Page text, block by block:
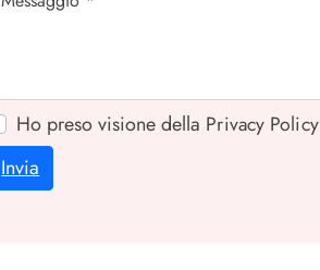
Ho preso visione della Privacy Policy
Invia